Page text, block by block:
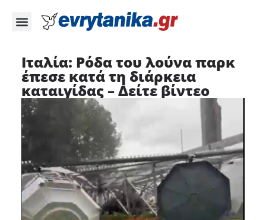
Ιταλία: Ρόδα του λούνα παρκ
έπεσε κατά τη διάρκεια
καταιγίδας – Δείτε βίντεο